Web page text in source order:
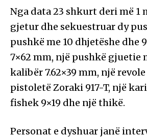
Nga data 23 shkurt deri më 1
gjetur dhe sekuestruar dy
pushkë me 10 dhjetëshe dhe
7×62 mm, një pushkë gjuetie
kalibër 7.62×39 mm, një revole
pistoletë Zoraki 917-T, një
fishek 9×19 dhe një thikë.
Personat e dyshuar janë